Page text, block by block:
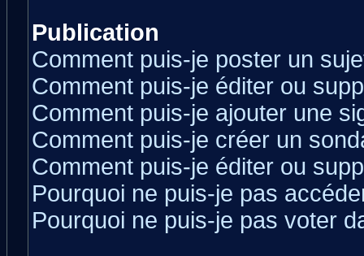
Publication
Comment puis-je poster un
Comment puis-je éditer ou
Comment puis-je ajouter une
Comment puis-je créer un
Comment puis-je éditer ou
Pourquoi ne puis-je pas
Pourquoi ne puis-je pas voter